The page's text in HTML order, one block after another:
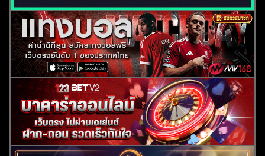
ค้นหา
สำหรับ: